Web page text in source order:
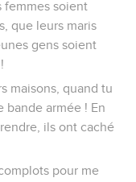
femmes soient
que leurs maris
gens soient
maisons, quand tu
bande armée ! En
ils ont caché
pour me